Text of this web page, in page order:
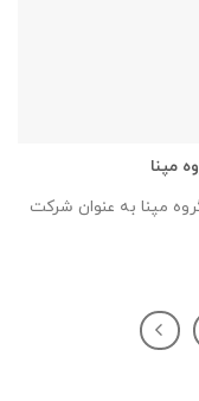
مپنا
مپنا به عنوان شرکت